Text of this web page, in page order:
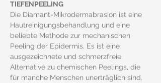
TIEFENPEELING
Die Diamant-Mikrodermabrasion ist eine
Hautreinigungsbehandlung und eine
beliebte Methode zur mechanischen
Peeling der Epidermis. Es ist eine
ausgezeichnete und schmerzfreie
Alternative zu chemischen Peelings, die
für manche Menschen unerträglich sind.